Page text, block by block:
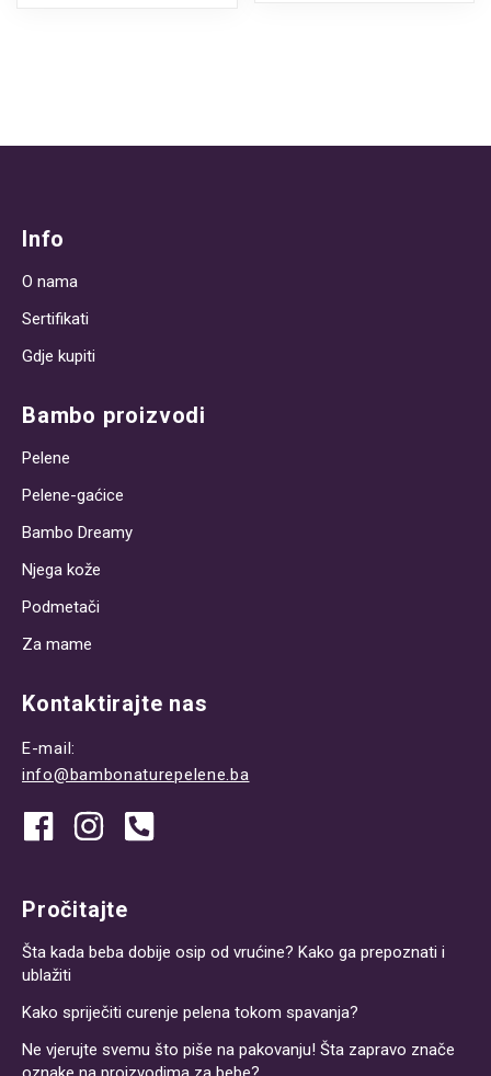
Info
O nama
Sertifikati
Gdje kupiti
Bambo proizvodi
Pelene
Pelene-gaćice
Bambo Dreamy
Njega kože
Podmetači
Za mame
Kontaktirajte nas
E-mail:
info@bambonaturepelene.ba
Pročitajte
Šta kada beba dobije osip od vrućine? Kako ga prepoznati i
ublažiti
Kako spriječiti curenje pelena tokom spavanja?
Ne vjerujte svemu što piše na pakovanju! Šta zapravo znače